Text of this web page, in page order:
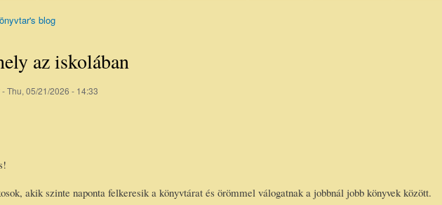
blog
az iskolában
- Thu, 05/21/2026 - 14:33
akik szinte naponta felkeresik a könyvtárat és örömmel válogatnak a jobbnál jobb könyvek között.